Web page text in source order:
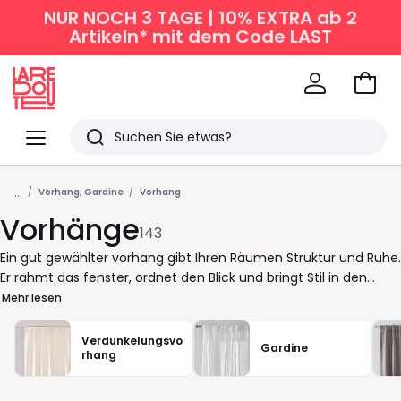
NUR NOCH 3 TAGE | 10% EXTRA ab 2
Artikeln* mit dem Code LAST
Menü
Redoute
Suchen
Zuletzt
angesehen
Artikel
Zum
... Vorhang, Gardine Vorhang
Vorhänge143
Ein gut gewählter vorhang gibt Ihren Räumen Struktur und Ruhe.
Er rahmt das fenster, ordnet den Blick und bringt Stil in den
Alltag. Bei La Redoute finden Sie gardinen und vorhange in
vielen variationen, die sich leicht in bestehende Einrichtungen
einfügen. Ob transparent, halbtransparent oder blickdicht - Sie
entscheiden, wie offen oder geschlossen ein Raum wirken soll.
Der richtige stoff macht den Unterschied. Glatte oder weich
Mehr lesen
Verdunkelungsvo
rhang
Gardine